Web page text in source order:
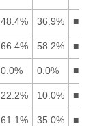
48.4% 36.9%
66.4% 58.2%
0.0% 0.0%
22.2% 10.0%
61.1% 35.0%